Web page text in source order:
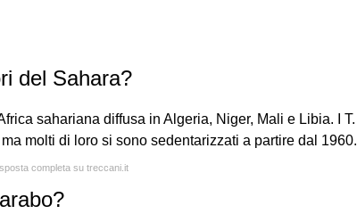
del Sahara?
sahariana diffusa in Algeria, Niger, Mali e Libia. I T.
molti di loro si sono sedentarizzati a partire dal 1960.
completa su treccani.it